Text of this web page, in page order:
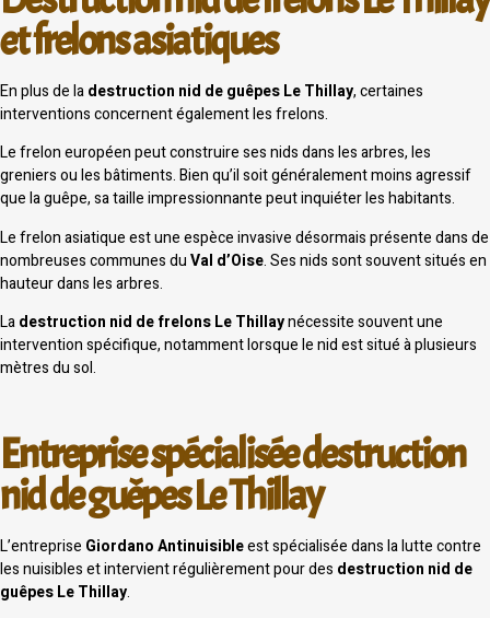
et frelons asiatiques
En plus de ladestruction nid de guêpes Le Thillay, certaines
interventions concernent également les frelons.
Le frelon européen peut construire ses nids dans les arbres, les
greniers ou les bâtiments. Bien qu’il soit généralement moins agressif
que la guêpe, sa taille impressionnante peut inquiéter les habitants.
Le frelon asiatique est une espèce invasive désormais présente dans de
nombreuses communes duVal d’Oise. Ses nids sont souvent situés en
hauteur dans les arbres.
Ladestruction nid de frelons Le Thillaynécessite souvent une
intervention spécifique, notamment lorsque le nid est situé à plusieurs
mètres du sol.
Entreprise spécialisée destruction
nid de guêpes Le Thillay
L’entreprise Giordano Antinuisibleest spécialisée dans la lutte contre
les nuisibles et intervient régulièrement pour des destruction nid de
guêpes Le Thillay.